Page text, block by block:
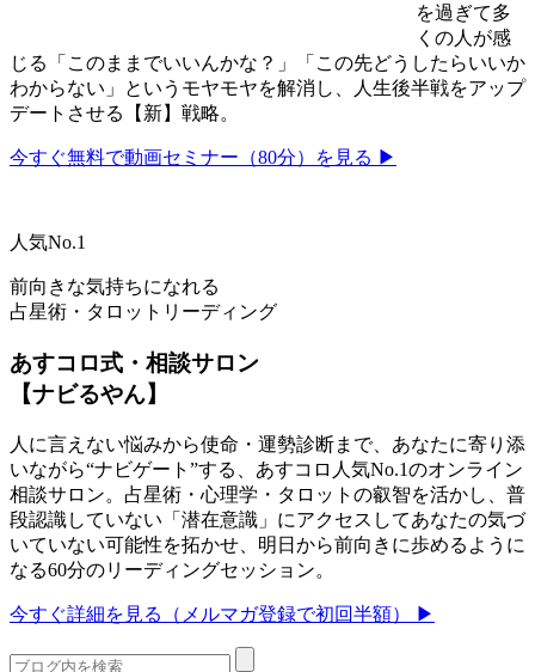
を過ぎて多
くの人が感
じる「このままでいいんかな？」「この先どうしたらいいか
わからない」というモヤモヤを解消し、人生後半戦をアップ
デートさせる【新】戦略。
今すぐ無料で動画セミナー（80分）を見る ▶
人気No.1
前向きな気持ちになれる
占星術・タロットリーディング
あすコロ式・相談サロン
【ナビるやん】
人に言えない悩みから使命・運勢診断まで、あなたに寄り添
いながら“ナビゲート”する、あすコロ人気No.1のオンライン
相談サロン。占星術・心理学・タロットの叡智を活かし、普
段認識していない「潜在意識」にアクセスしてあなたの気づ
いていない可能性を拓かせ、明日から前向きに歩めるように
なる60分のリーディングセッション。
今すぐ詳細を見る（メルマガ登録で初回半額） ▶